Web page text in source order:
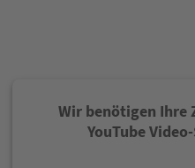
Wir benötigen Ihre
YouTube